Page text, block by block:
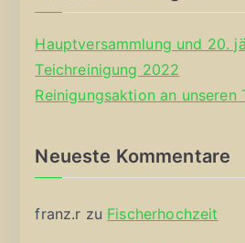
Hauptversammlung und 20.
Teichreinigung 2022
Reinigungsaktion an unseren
Neueste Kommentare
franz.r zu Fischerhochzeit